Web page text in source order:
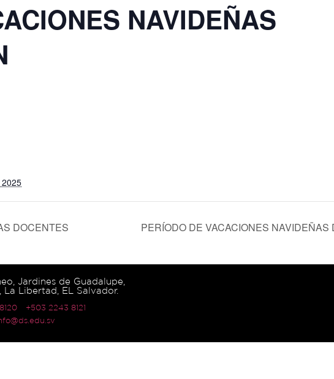
NAVIDEÑAS
DOCENTES PERÍODO DE VACACIONES NAVIDEÑAS
Jardines de Guadalupe,
Libertad, EL Salvador.
+503 2243 8121